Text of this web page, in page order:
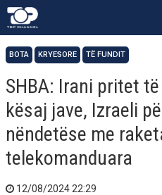
BOTA KRYESORE TË FUNDIT
SHBA: Irani pritet
kësaj jave, Izraeli
nëndetëse me
telekomanduara
12/08/2024 22:29